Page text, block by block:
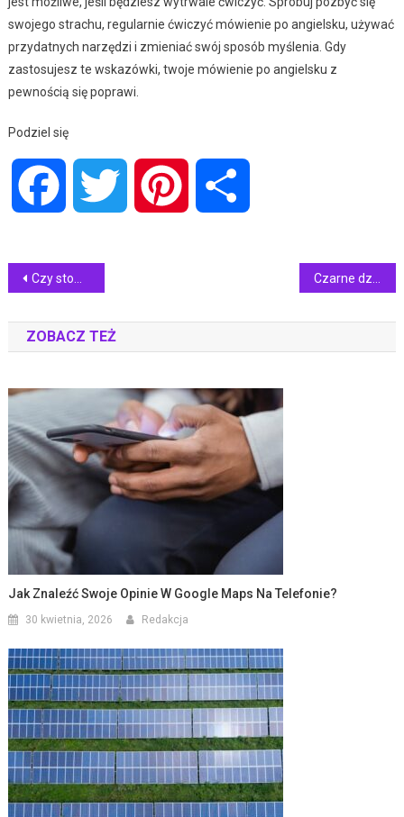
swojego strachu, regularnie ćwiczyć mówienie po angielsku, używać
przydatnych narzędzi i zmieniać swój sposób myślenia. Gdy
zastosujesz te wskazówki, twoje mówienie po angielsku z
pewnością się poprawi.
Podziel się
Facebook Twitter Pinterest
Nawigacja
wpisu
Czy stomatolog może zdiagnozować cukrzyce?
ZOBACZ TEŻ
Jak Znaleźć Swoje Opinie W Google Maps Na Telefonie?
30 kwietnia, 2026 Redakcja